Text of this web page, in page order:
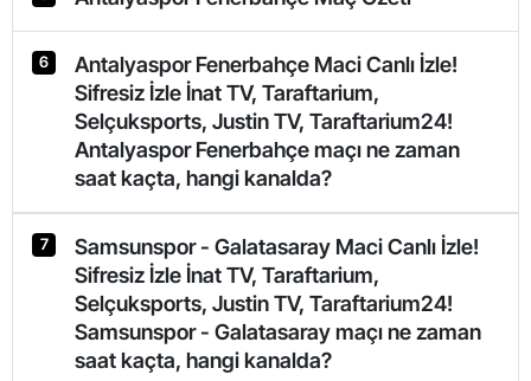
6
Antalyaspor Fenerbahçe Maci Canlı İzle!
Sifresiz İzle İnat TV, Taraftarium,
Selçuksports, Justin TV, Taraftarium24!
Antalyaspor Fenerbahçe maçı ne zaman
saat kaçta, hangi kanalda?
7
Samsunspor - Galatasaray Maci Canlı İzle!
Sifresiz İzle İnat TV, Taraftarium,
Selçuksports, Justin TV, Taraftarium24!
Samsunspor - Galatasaray maçı ne zaman
saat kaçta, hangi kanalda?